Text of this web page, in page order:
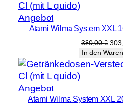
AngebotProdukt
im
Angebot
Atami Wilma System XXL
380,00€
war:
In den
AngebotProdukt
im
Atami Wilma System XXL